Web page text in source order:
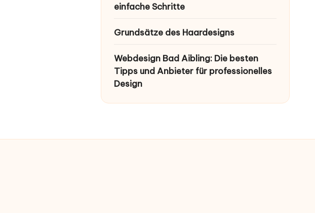
einfache Schritte
Grundsätze des Haardesigns
Webdesign Bad Aibling: Die besten
Tipps und Anbieter für professionelles
Design